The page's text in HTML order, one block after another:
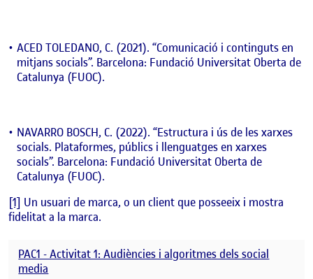
ACED TOLEDANO, C. (2021). “Comunicació i continguts en
mitjans socials”. Barcelona: Fundació Universitat Oberta de
Catalunya (FUOC).
NAVARRO BOSCH, C. (2022). “Estructura i ús de les xarxes
socials. Plataformes, públics i llenguatges en xarxes
socials”. Barcelona: Fundació Universitat Oberta de
Catalunya (FUOC).
[1] Un usuari de marca, o un client que posseeix i mostra
fidelitat a la marca.
PAC1 - Activitat 1: Audiències i algoritmes dels social
media